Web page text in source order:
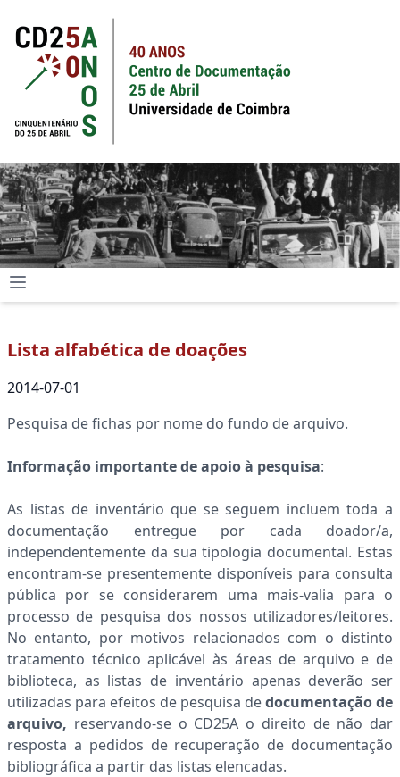
Lista alfabética de doações
2014-07-01
Pesquisa de fichas por nome do fundo de arquivo.
Informação importante de apoio à pesquisa:
As listas de inventário que se seguem incluem toda a
documentação entregue por cada doador/a,
independentemente da sua tipologia documental. Estas
encontram-se presentemente disponíveis para consulta
pública por se considerarem uma mais-valia para o
processo de pesquisa dos nossos utilizadores/leitores.
No entanto, por motivos relacionados com o distinto
tratamento técnico aplicável às áreas de arquivo e de
biblioteca, as listas de inventário apenas deverão ser
utilizadas para efeitos de pesquisa dedocumentação de
arquivo, reservando-se o CD25A o direito de não dar
resposta a pedidos de recuperação de documentação
bibliográfica a partir das listas elencadas.